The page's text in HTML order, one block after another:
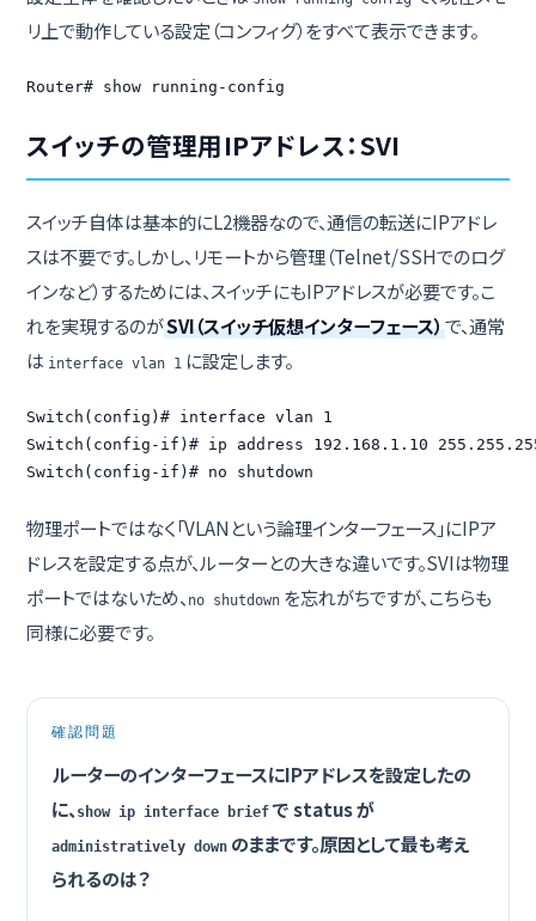
リ上で動作している設定（コンフィグ）をすべて表示できます。
Router# show running-config
スイッチの管理用IPアドレス：SVI
スイッチ自体は基本的にL2機器なので、通信の転送にIPアドレ
スは不要です。しかし、リモートから管理（Telnet/SSHでのログ
インなど）するためには、スイッチにもIPアドレスが必要です。こ
れを実現するのがSVI（スイッチ仮想インターフェース）で、通常
は interface vlan 1 に設定します。
Switch(config)# interface vlan 1
Switch(config-if)# ip address 192.168.1.10
Switch(config-if)# no shutdown
物理ポートではなく「VLANという論理インターフェース」にIPア
ドレスを設定する点が、ルーターとの大きな違いです。SVIは物理
ポートではないため、 no shutdown を忘れがちですが、こちらも
同様に必要です。
確認問題
ルーターのインターフェースにIPアドレスを設定したの
に、 show ip interface briefで status が
administratively down のままです。原因として最も考え
られるのは？